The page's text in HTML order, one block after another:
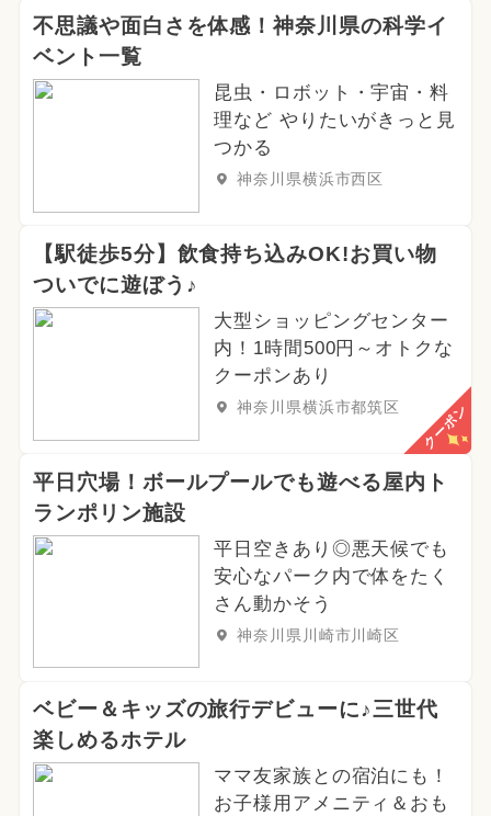
不思議や面白さを体感！神奈川県の科学イ
ベント一覧
昆虫・ロボット・宇宙・料
理など やりたいがきっと見
つかる
神奈川県横浜市西区
【駅徒歩5分】飲食持ち込みOK!お買い物
ついでに遊ぼう♪
大型ショッピングセンター
内！1時間500円～オトクな
クーポンあり
神奈川県横浜市都筑区 クーポン
平日穴場！ボールプールでも遊べる屋内ト
ランポリン施設
平日空きあり◎悪天候でも
安心なパーク内で体をたく
さん動かそう
神奈川県川崎市川崎区
ベビー＆キッズの旅行デビューに♪三世代
楽しめるホテル
ママ友家族との宿泊にも！
お子様用アメニティ＆おも